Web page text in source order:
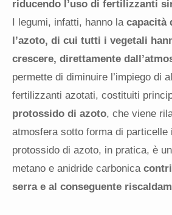
riducendo l’uso di fertilizzanti
I legumi, infatti, hanno la capacità
l’azoto, di cui tutti i vegetali
crescere, direttamente
permette di diminuire l’impiego di
fertilizzanti azotati, costituiti
protossido di azoto, che viene
atmosfera sotto forma di particelle
protossido di azoto, in pratica, è
metano e anidride carbonica
serra e al conseguente